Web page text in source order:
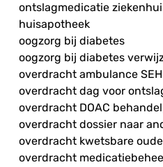
ontslagmedicatie
huisapotheek
oogzorg bij diabetes
oogzorg bij diabetes
overdracht ambulance
overdracht dag voor
overdracht DOAC
overdracht dossier naar
overdracht kwetsbare
overdracht